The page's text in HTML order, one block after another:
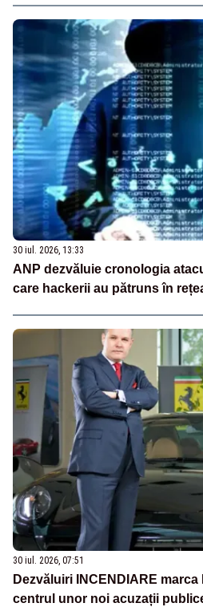
30 iul. 2026, 13:33
ANP dezvăluie cronologia
care hackerii au pătruns în
30 iul. 2026, 07:51
Dezvăluiri INCENDIARE marca
centrul unor noi acuzații